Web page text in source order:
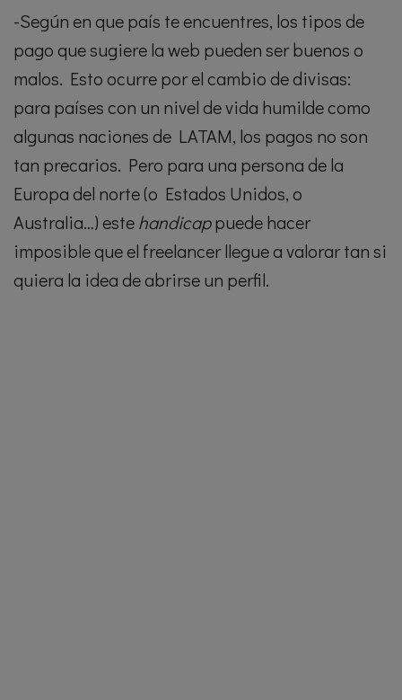
-Según en que país te encuentres, los tipos de
pago que sugiere la web pueden ser buenos o
malos. Esto ocurre por el cambio de divisas:
para países con un nivel de vida humilde como
algunas naciones de LATAM, los pagos no son
tan precarios. Pero para una persona de la
Europa del norte (o Estados Unidos, o
Australia…) estehandicappuede hacer
imposible que el freelancer llegue a valorar tan si
quiera la idea de abrirse un perfil.